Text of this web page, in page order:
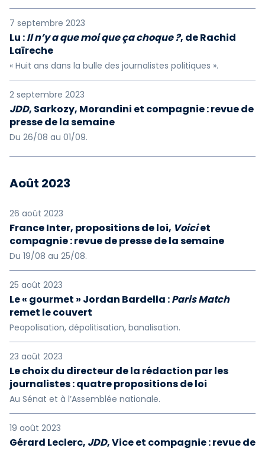
7 septembre 2023
Lu :Il n’y a que moi que ça choque ?, de Rachid
Laïreche
« Huit ans dans la bulle des journalistes politiques ».
2 septembre 2023
JDD, Sarkozy, Morandini et compagnie : revue de
presse de la semaine
Du 26/08 au 01/09.
Août 2023
26 août 2023
France Inter, propositions de loi, Voiciet
compagnie : revue de presse de la semaine
Du 19/08 au 25/08.
25 août 2023
Le « gourmet » Jordan Bardella :Paris Match
remet le couvert
Peopolisation, dépolitisation, banalisation.
23 août 2023
Le choix du directeur de la rédaction par les
journalistes : quatre propositions de loi
Au Sénat et à l’Assemblée nationale.
19 août 2023
Gérard Leclerc, JDD, Vice et compagnie : revue de